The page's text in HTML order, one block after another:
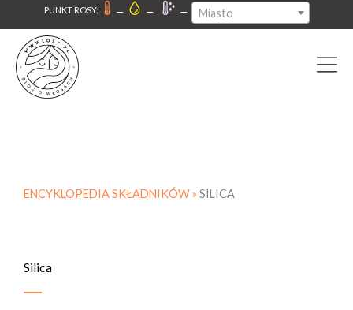
PUNKT ROSY: – – – Miasto
ENCYKLOPEDIA SKŁADNIKÓW » SILICA
Silica